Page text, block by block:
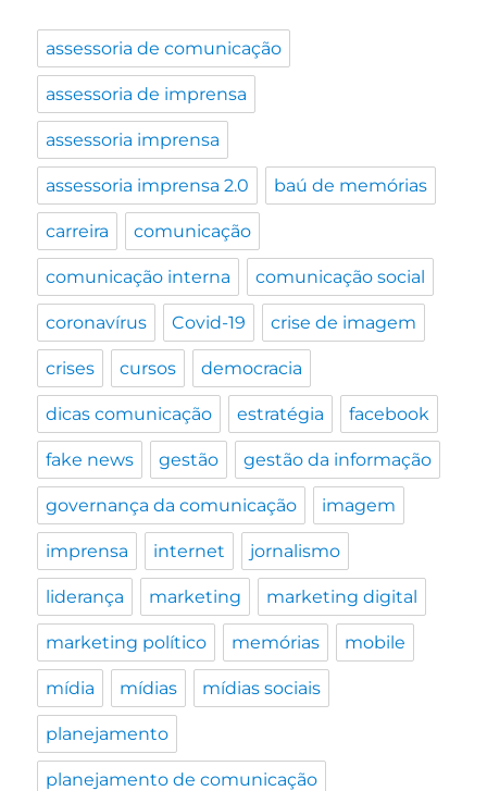
assessoria de comunicação
assessoria de imprensa
assessoria imprensa
assessoria imprensa 2.0 baú de memórias
carreira comunicação
comunicação interna comunicação social
coronavírus Covid-19 crise de imagem
crises cursos democracia
dicas comunicação estratégia facebook
fake news gestão gestão da informação
governança da comunicação imagem
imprensa internet jornalismo
liderança marketing marketing digital
marketing político memórias mobile
mídia mídias mídias sociais
planejamento
planejamento de comunicação